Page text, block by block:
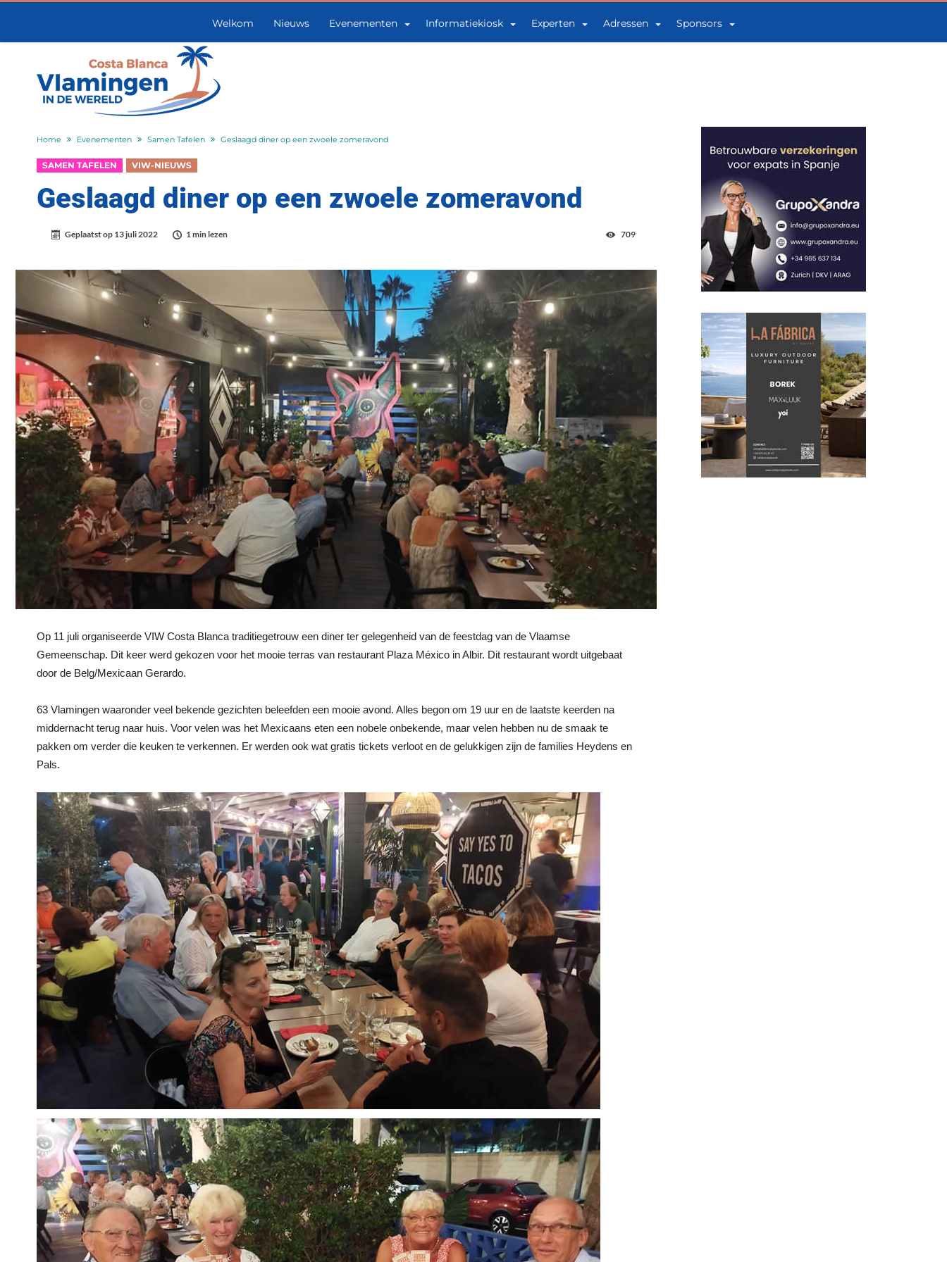
Welkom Nieuws Evenementen Informatiekiosk Experten Adressen Sponsors
Home Evenementen Samen Tafelen Geslaagd diner op een zwoele zomeravond
SAMEN TAFELEN VIW-NIEUWS
Geslaagd diner op een zwoele zomeravond
Geplaatst op 13 juli 2022 1 min lezen 709
Op 11 juli organiseerde VIW Costa Blanca traditiegetrouw een diner ter gelegenheid van de feestdag van de Vlaamse
Gemeenschap. Dit keer werd gekozen voor het mooie terras van restaurant Plaza México in Albir. Dit restaurant wordt uitgebaat
door de Belg/Mexicaan Gerardo.
63 Vlamingen waaronder veel bekende gezichten beleefden een mooie avond. Alles begon om 19 uur en de laatste keerden na
middernacht terug naar huis. Voor velen was het Mexicaans eten een nobele onbekende, maar velen hebben nu de smaak te
pakken om verder die keuken te verkennen. Er werden ook wat gratis tickets verloot en de gelukkigen zijn de families Heydens en
Pals.